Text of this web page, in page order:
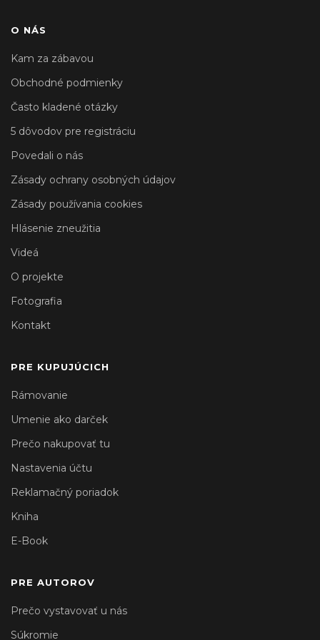
O NÁS
Kam za zábavou
Obchodné podmienky
Často kladené otázky
5 dôvodov pre registráciu
Povedali o nás
Zásady ochrany osobných údajov
Zásady používania cookies
Hlásenie zneužitia
Videá
O projekte
Fotografia
Kontakt
PRE KUPUJÚCICH
Rámovanie
Umenie ako darček
Prečo nakupovať tu
Nastavenia účtu
Reklamačný poriadok
Kniha
E-Book
PRE AUTOROV
Prečo vystavovať u nás
Súkromie